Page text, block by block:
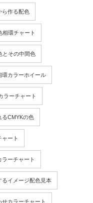
ら作る配色
相環チャート
とその中間色
環カラーホイール
ラーチャート
るCMYKの色
ャート
ーチャート
るイメージ配色見本
カラーチャート